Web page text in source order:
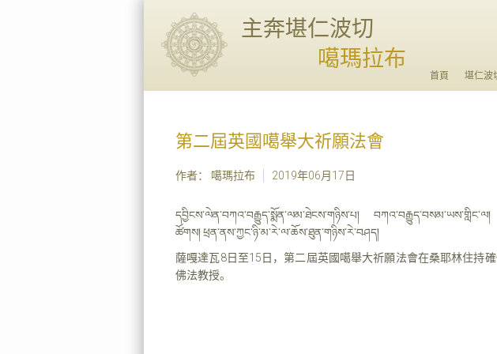
主奔堪仁波切
噶瑪拉布
首頁 堪仁波
第二屆英國噶舉大祈願法會
作者： 噶瑪拉布 2019年06月17日
དབྱིངས་ལེན་བཀའ་བརྒྱུད་སྨོན་ལམ་ཐེངས་གཉིས་པ། བཀའ་བརྒྱུད་བསམ་ཡས་གླིང་ལ།
ཚོགས། ཕྲན་ནས་ཀྱང་ཉི་མ་རེ་ལ་ཆོས་ཐུན་གཉིས་རེ་བཤད།
薩嘎達瓦8日至15日，第二屆英國噶舉大祈願法會在桑耶林住持
佛法教授。